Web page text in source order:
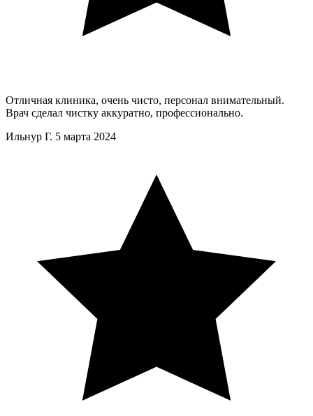
Отличная клиника, очень чисто, персонал внимательный.
Врач сделал чистку аккуратно, профессионально.
Ильнур Г. 5 марта 2024